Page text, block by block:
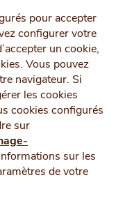
pour accepter
configurer votre
un cookie,
Vous pouvez
navigateur. Si
les cookies
cookies configurés
sur
sur les
de votre